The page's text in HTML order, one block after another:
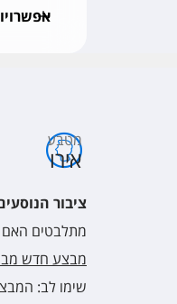
מטבע
אירו
ציבור
מתלבטים האם
מבצע חדש
שימו לב: המבצע חל על